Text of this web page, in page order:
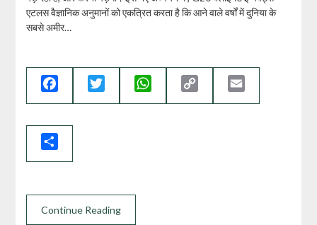
एटलस वैज्ञानिक अनुमानों को एकत्रित करता है कि आने वाले वर्षों में दुनिया के
सबसे अमीर…
Facebook Twitter WhatsApp
Link
Continue Reading